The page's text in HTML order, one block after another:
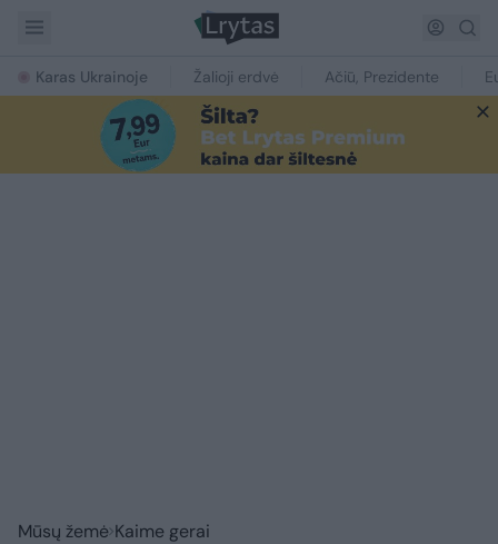
Karas Ukrainoje Žalioji erdvė Ačiū, Prezidente
Mūsų žemė Kaime gerai